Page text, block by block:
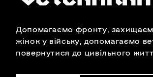
Допомагаємо фронту,
жінок у війську, допомагаємо
повернутися до цивільного